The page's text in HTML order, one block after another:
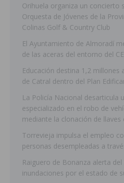
Orihuela organiza un concierto
Orquesta de Jóvenes de la
Colinas Golf & Country Club
El Ayuntamiento de Almoradí
de las aceras del entorno del
Educación destina 1,2 millones
de Catral dentro del Plan
La Policía Nacional desarticula
especializado en el robo de
mediante la clonación de llaves
Torrevieja impulsa el empleo
personas desempleadas a
Raiguero de Bonanza alerta
inundaciones por el estado de